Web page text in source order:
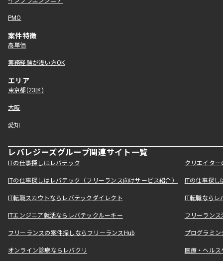
PMO
案件特徴
高単価
実務経験が浅い方OK
エリア
東京都(23区)
大阪
愛知
レバレジーズグループ関連サイト一覧
ITの仕事探しはレバテック クリエイタ
ITの仕事探しはレバテック（フリーランス向けサービス紹介） ITの仕事探
IT転職スカウトならレバテックダイレクト IT転職なら
ITエンジニア就活ならレバテックルーキー フリーラン
フリーランスの案件探しならフリーランスHub プログラミ
オンライン診療ならレバクリ 医療・ヘル